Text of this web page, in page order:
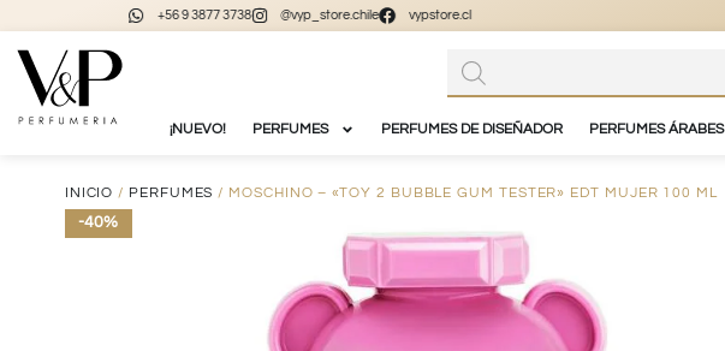
+56 9 3877 3738 @vyp_store.chile vypstore.cl
¡NUEVO! PERFUMES PERFUMES DE DISEÑADOR PERFUMES ÁRABES
INICIO / PERFUMES / MOSCHINO – «TOY 2 BUBBLE GUM TESTER» EDT MUJER 100 ML
-40%